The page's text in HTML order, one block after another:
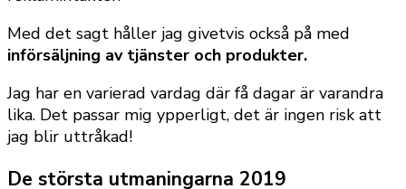
Med det sagt håller jag givetvis också på med
införsäljning av tjänster och produkter.
Jag har en varierad vardag där få dagar är varandra
lika. Det passar mig ypperligt, det är ingen risk att
jag blir uttråkad!
De största utmaningarna 2019